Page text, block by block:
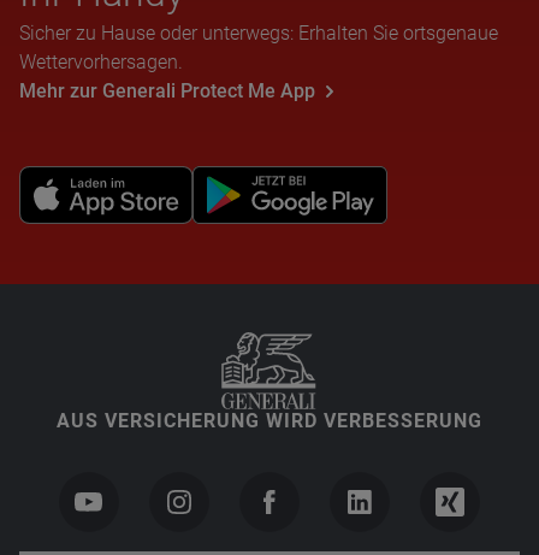
Sicher zu Hause oder unterwegs: Erhalten Sie ortsgenaue
Wettervorhersagen.
Mehr zur Generali Protect Me App
AUS VERSICHERUNG WIRD VERBESSERUNG